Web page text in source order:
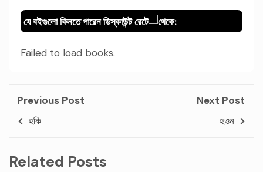
যে বইগুলো কিনতে পারেন ডিস্কাউন্ট রেটে থেকে:
Failed to load books.
Previous Post
হকি
Next Post
হওন
Related Posts